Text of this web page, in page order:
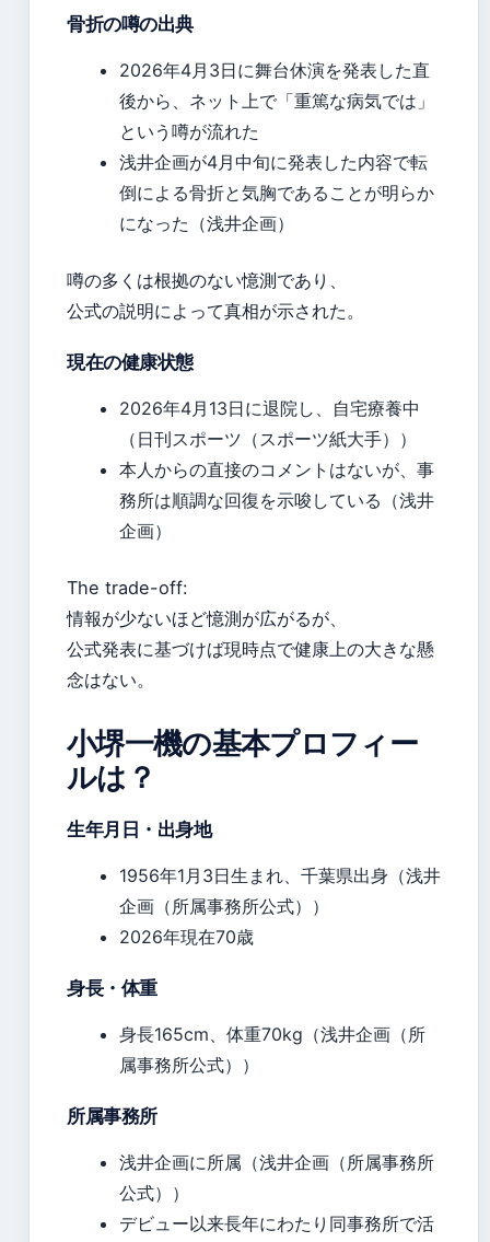
骨折の噂の出典
2026年4月3日に舞台休演を発表した直
後から、ネット上で「重篤な病気では」
という噂が流れた
浅井企画が4月中旬に発表した内容で転
倒による骨折と気胸であることが明らか
になった（浅井企画）
噂の多くは根拠のない憶測であり、
公式の説明によって真相が示された。
現在の健康状態
2026年4月13日に退院し、自宅療養中
（日刊スポーツ（スポーツ紙大手））
本人からの直接のコメントはないが、事
務所は順調な回復を示唆している（浅井
企画）
The trade-off:
情報が少ないほど憶測が広がるが、
公式発表に基づけば現時点で健康上の大きな懸
念はない。
小堺一機の基本プロフィー
ルは？
生年月日・出身地
1956年1月3日生まれ、千葉県出身（浅井
企画（所属事務所公式））
2026年現在70歳
身長・体重
身長165cm、体重70kg（浅井企画（所
属事務所公式））
所属事務所
浅井企画に所属（浅井企画（所属事務所
公式））
デビュー以来長年にわたり同事務所で活